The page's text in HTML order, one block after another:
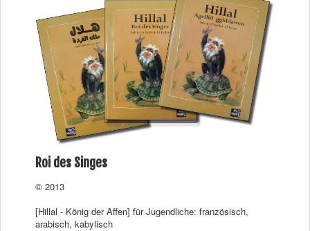
Roi des Singes
© 2013
[Hillal - König der Affen] für Jugendliche: französisch,
arabisch, kabylisch